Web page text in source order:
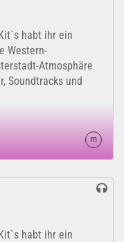
habt ihr ein
Western-
Atmosphäre
Soundtracks und
m
habt ihr ein